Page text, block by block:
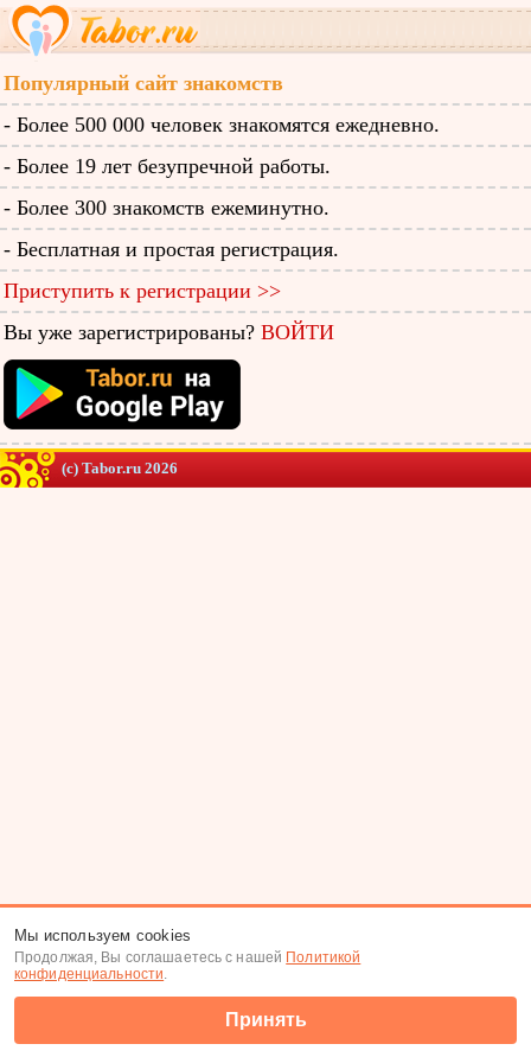
Популярный сайт знакомств
- Более 500 000 человек знакомятся ежедневно.
- Более 19 лет безупречной работы.
- Более 300 знакомств ежеминутно.
- Бесплатная и простая регистрация.
Приступить к регистрации >>
Вы уже зарегистрированы? ВОЙТИ
(c) Tabor.ru 2026
Мы используем cookies
Продолжая, Вы соглашаетесь с нашей Политикой
конфиденциальности.
Принять